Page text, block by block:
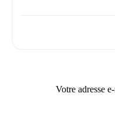
Votre adresse